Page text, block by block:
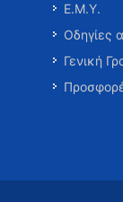
Ε.Μ.Υ.
Οδηγίες
Γενική